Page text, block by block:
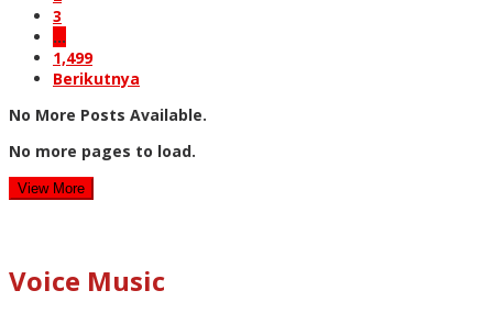
3
…
1,499
Berikutnya
No More Posts Available.
No more pages to load.
View More
Voice Music